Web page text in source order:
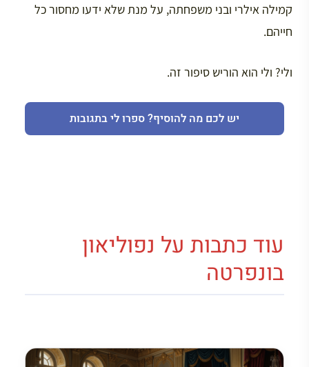
קמילה אילרי ובני משפחתה, על מנת שלא ידעו מחסור כל
חייהם.
ולי? ולי הוא הוריש סיפור זה.
יש לכם מה להוסיף? ספרו לי בתגובות
עוד כתבות על נפוליאון
בונפרטה